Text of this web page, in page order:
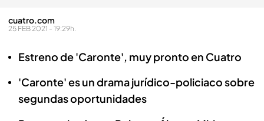
cuatro.com
25 FEB 2021 - 19:29h.
Estreno de 'Caronte', muy pronto en Cuatro
'Caronte' es un drama jurídico-policiaco sobre
segundas oportunidades